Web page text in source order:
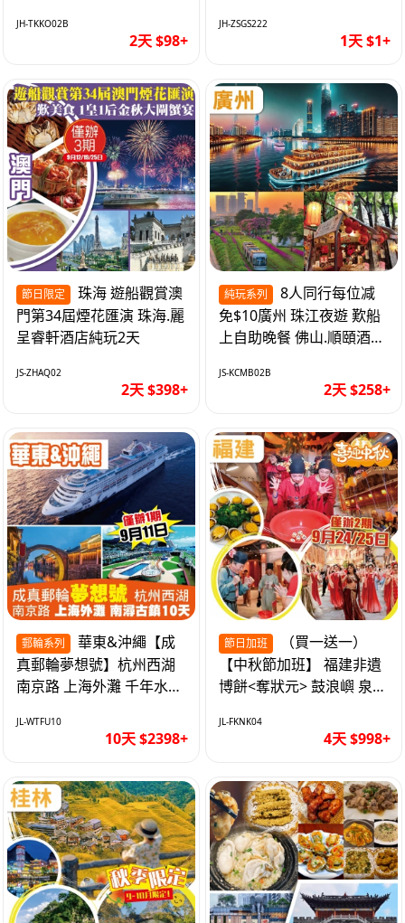
JH-TKKO02B
2天 $98+
JH-ZSGS222
1天 $1+
節日限定
門第34屆煙花匯演 珠海.麗
呈睿軒酒店純玩2天
JS-ZHAQ02
2天 $398+
純玩系列
免$10廣州 珠江夜遊 歎船
上自助晚餐 佛山.順頤酒店
JS-KCMB02B
2天 $258+
郵輪系列
真郵輪夢想號】杭州西湖
南京路 上海外灘 千年水鄉
自費10天
JL-WTFU10
10天 $2398+
節日加班
【中秋節加班】 福建非遺
博餅<奪狀元> 鼓浪嶼 泉州
車超值4天
JL-FKNK04
4天 $998+